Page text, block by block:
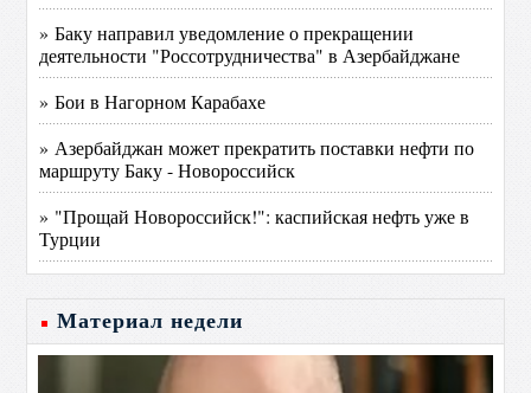
» Баку направил уведомление о прекращении
деятельности "Россотрудничества" в Азербайджане
» Бои в Нагорном Карабахе
» Азербайджан может прекратить поставки нефти по
маршруту Баку - Новороссийск
» "Прощай Новороссийск!": каспийская нефть уже в
Турции
Материал недели